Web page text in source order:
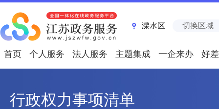
溧水区 切换区域
首页 个人服务 法人服务 主题集成 一企来办 好
行政权力事项清单